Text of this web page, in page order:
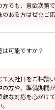
方でも、意欲次第
ある方はぜひご応
は可能ですか？
入社日をご相談い
の方や、準備期間
軟な対応を心がけ